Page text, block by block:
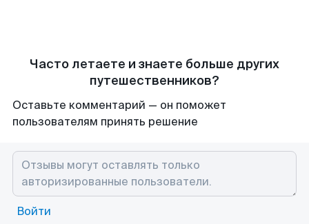
Часто летаете и знаете больше других
путешественников?
Оставьте комментарий — он поможет
пользователям принять решение
Войти